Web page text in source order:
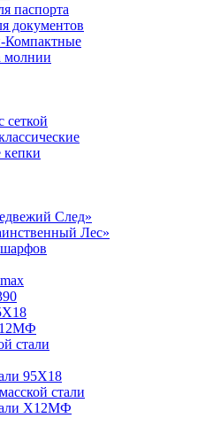
паспорта
документов
Компактные
молнии
сеткой
кепки
След»
Лес»
стали
95X18
стали
Х12МФ